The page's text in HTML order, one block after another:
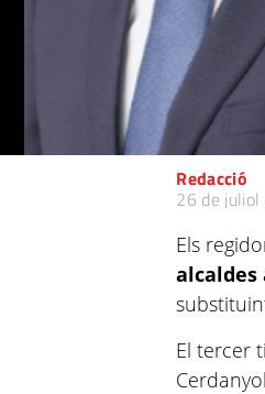
Redacció
26 de
Els
alcaldes
El tercer